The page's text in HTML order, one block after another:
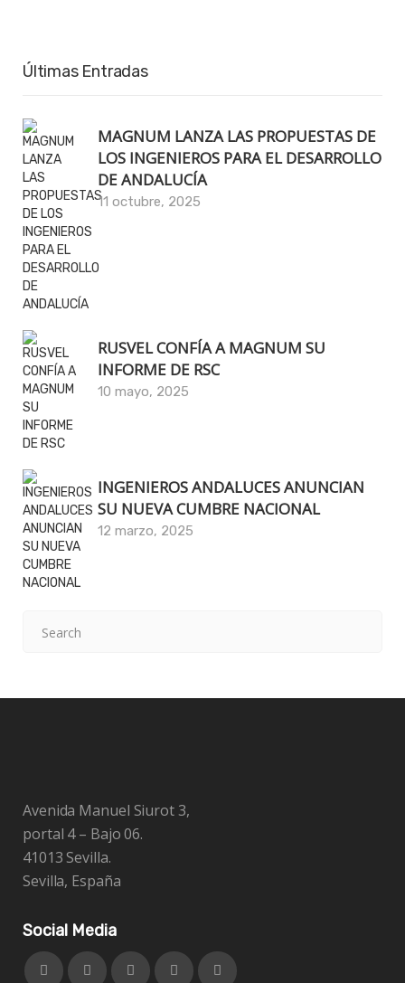
Últimas Entradas
MAGNUM LANZA LAS PROPUESTAS DE
LOS INGENIEROS PARA EL DESARROLLO
DE ANDALUCÍA
11 octubre, 2025
RUSVEL CONFÍA A MAGNUM SU
INFORME DE RSC
10 mayo, 2025
INGENIEROS ANDALUCES ANUNCIAN
SU NUEVA CUMBRE NACIONAL
12 marzo, 2025
Avenida Manuel Siurot 3,
portal 4 – Bajo 06.
41013 Sevilla.
Sevilla, España
Social Media